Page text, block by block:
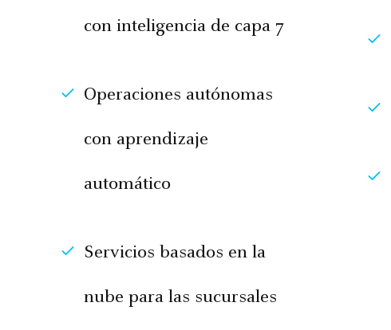
con inteligencia de capa 7
Operaciones autónomas
con aprendizaje
automático
Servicios basados en la
nube para las sucursales